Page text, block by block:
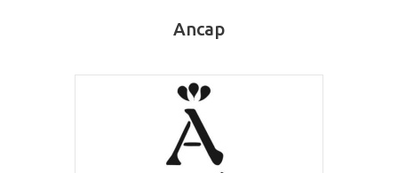
Аncap